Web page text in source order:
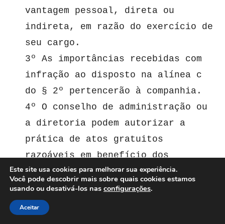
vantagem pessoal, direta ou
indireta, em razão do exercício de
seu cargo.
3º As importâncias recebidas com
infração ao disposto na alínea c
do § 2º pertencerão à companhia.
4º O conselho de administração ou
a diretoria podem autorizar a
prática de atos gratuitos
razoáveis em benefício dos
empregados ou da comunidade de que
participe a empresa, tendo em
vista suas responsabilidades
Este site usa cookies para melhorar sua experiência.
Você pode descobrir mais sobre quais cookies estamos
usando ou desativá-los nas configurações.
Aceitar